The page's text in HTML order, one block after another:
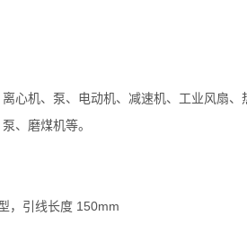
心机、泵、电动机、减速机、工业风扇
、磨煤机等。
，引线长度 150mm